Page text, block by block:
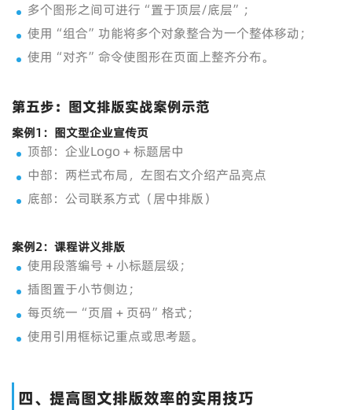
多个图形之间可进行“置于顶层/底层”；
使用“组合”功能将多个对象整合为一个整体移动；
使用“对齐”命令使图形在页面上整齐分布。
第五步：图文排版实战案例示范
案例1：图文型企业宣传页
顶部：企业Logo + 标题居中
中部：两栏式布局，左图右文介绍产品亮点
底部：公司联系方式（居中排版）
案例2：课程讲义排版
使用段落编号 + 小标题层级；
插图置于小节侧边；
每页统一“页眉 + 页码”格式；
使用引用框标记重点或思考题。
四、提高图文排版效率的实用技巧